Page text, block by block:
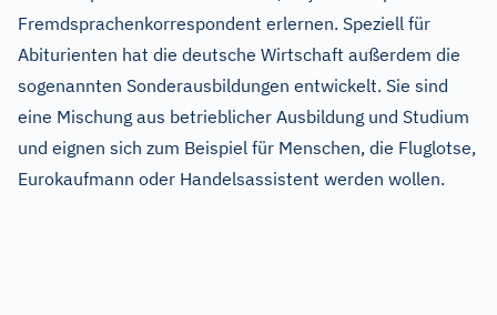
Fremd­sprachenkor­respondent erlernen. Speziell für
Abiturienten hat die deutsche Wirt­schaft außerdem die
sogenannten Sonder­ausbildungen entwickelt. Sie sind
eine Mischung aus betrieblicher Ausbildung und Studium
und eignen sich zum Beispiel für Menschen, die Fluglotse,
Eurokaufmann oder Handelsassistent werden wollen.